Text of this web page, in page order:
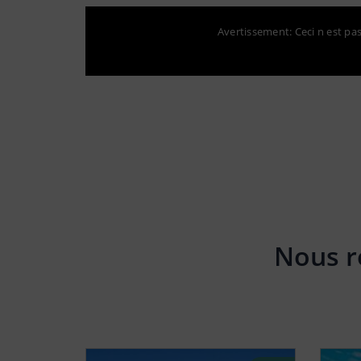
Avertissement: Ceci n est
Nous